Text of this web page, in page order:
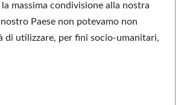
massima condivisione alla nostra
Paese non potevamo non
di utilizzare, per fini socio-umanitari,